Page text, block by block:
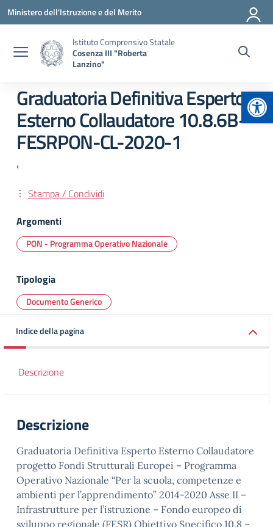
Vai ai contenuti
Vai al menu di navigazione
Vai al footer
Ministero dell'Istruzione e del Merito
Istituto Comprensivo Statale
Cosenza III "Roberta
Lanzino"
Graduatoria Definitiva Esperto
Esterno Collaudatore 10.8.6B-
FESRPON-CL-2020-1
'
Stampa / Condividi
Argomenti
PON - Programma Operativo Nazionale
Tipologia
Documento Generico
Indice della pagina
Descrizione
Descrizione
Graduatoria Definitiva Esperto Esterno Collaudatore
progetto Fondi Strutturali Europei – Programma
Operativo Nazionale “Per la scuola, competenze e
ambienti per l’apprendimento” 2014-2020 Asse II –
Infrastrutture per l’istruzione – Fondo europeo di
sviluppo regionale (FESR) Obiettivo Specifico 10.8 –